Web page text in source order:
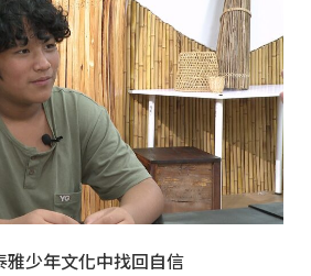
雅少年文化中找回自信